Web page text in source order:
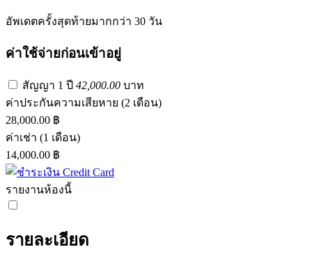
อัพเดตครั้งสุดท้ายมากกว่า 30 วัน
ค่าใช้จ่ายก่อนเข้าอยู่
สัญญา 1 ปี 42,000.00 บาท
ค่าประกันความเสียหาย (2 เดือน)
28,000.00 ฿
ค่าเช่า (1 เดือน)
14,000.00 ฿
รายงานห้องนี้
รายละเอียด